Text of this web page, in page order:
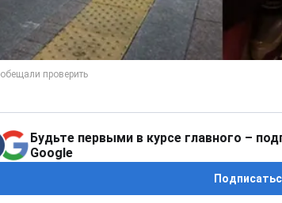
Будьте первыми в курсе главного –
Google